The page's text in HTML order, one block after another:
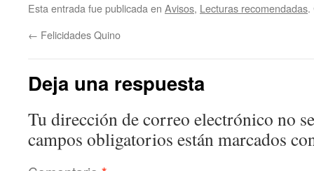
Esta entrada fue publicada en Avisos, Lecturas recomendadas.
← Felicidades Quino
Deja una respuesta
Tu dirección de correo electrónico no
campos obligatorios están marcados